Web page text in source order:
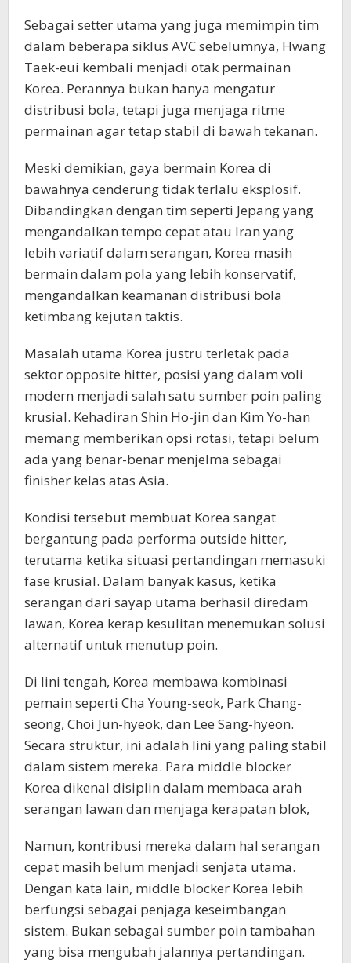
Sebagai setter utama yang juga memimpin tim
dalam beberapa siklus AVC sebelumnya, Hwang
Taek-eui kembali menjadi otak permainan
Korea. Perannya bukan hanya mengatur
distribusi bola, tetapi juga menjaga ritme
permainan agar tetap stabil di bawah tekanan.
Meski demikian, gaya bermain Korea di
bawahnya cenderung tidak terlalu eksplosif.
Dibandingkan dengan tim seperti Jepang yang
mengandalkan tempo cepat atau Iran yang
lebih variatif dalam serangan, Korea masih
bermain dalam pola yang lebih konservatif,
mengandalkan keamanan distribusi bola
ketimbang kejutan taktis.
Masalah utama Korea justru terletak pada
sektor opposite hitter, posisi yang dalam voli
modern menjadi salah satu sumber poin paling
krusial. Kehadiran Shin Ho-jin dan Kim Yo-han
memang memberikan opsi rotasi, tetapi belum
ada yang benar-benar menjelma sebagai
finisher kelas atas Asia.
Kondisi tersebut membuat Korea sangat
bergantung pada performa outside hitter,
terutama ketika situasi pertandingan memasuki
fase krusial. Dalam banyak kasus, ketika
serangan dari sayap utama berhasil diredam
lawan, Korea kerap kesulitan menemukan solusi
alternatif untuk menutup poin.
Di lini tengah, Korea membawa kombinasi
pemain seperti Cha Young-seok, Park Chang-
seong, Choi Jun-hyeok, dan Lee Sang-hyeon.
Secara struktur, ini adalah lini yang paling stabil
dalam sistem mereka. Para middle blocker
Korea dikenal disiplin dalam membaca arah
serangan lawan dan menjaga kerapatan blok,
Namun, kontribusi mereka dalam hal serangan
cepat masih belum menjadi senjata utama.
Dengan kata lain, middle blocker Korea lebih
berfungsi sebagai penjaga keseimbangan
sistem. Bukan sebagai sumber poin tambahan
yang bisa mengubah jalannya pertandingan.